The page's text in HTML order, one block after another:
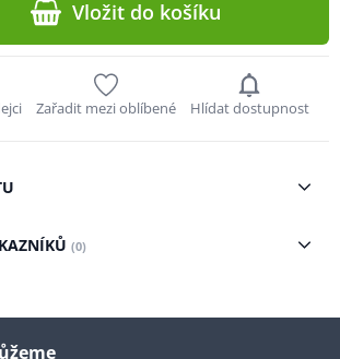
Vložit do košíku
Zařadit mezi oblíbené Hlídat dostupnost
(0)